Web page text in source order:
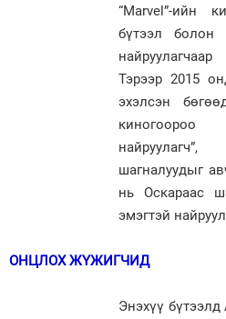
“Marvel”-ийн
бүтээл болон
Тэрээр 2015
эхэлсэн
шагналуудыг
нь Оскараас
эмэгтэй
ОНЦЛОХ ЖҮЖИГЧИД
Энэхүү